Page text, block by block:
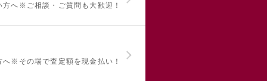
方へ ※ご相談・ご質問も大歓迎！
へ※その場で査定額を現金払い！